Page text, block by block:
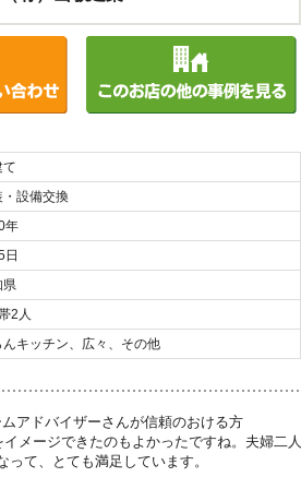
て
・設備交換
年
日
県
2人
んキッチン、広々、その他
アドバイザーさんが信頼のおける方
メージできたのもよかったですね。夫婦二人
て、とても満足しています。